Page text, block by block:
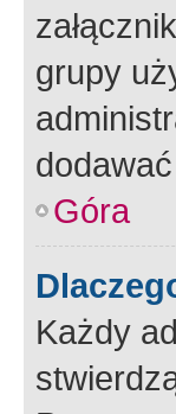
grupy
Góra
Każdy